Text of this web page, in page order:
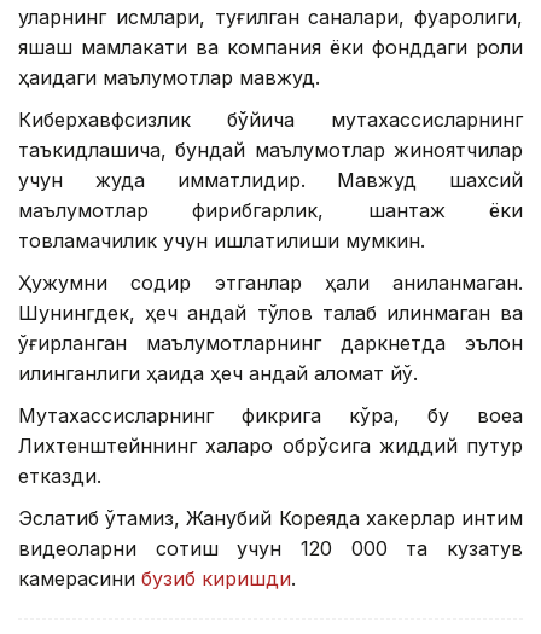
уларнинг исмлари, туғилган саналари, фуқаролиги,
яшаш мамлакати ва компания ёки фонддаги роли
ҳақидаги маълумотлар мавжуд.
Киберхавфсизлик бўйича мутахассисларнинг
таъкидлашича, бундай маълумотлар жиноятчилар
учун жуда қимматлидир. Мавжуд шахсий
маълумотлар фирибгарлик, шантаж ёки
товламачилик учун ишлатилиши мумкин.
Ҳужумни содир этганлар ҳали аниқланмаган.
Шунингдек, ҳеч қандай тўлов талаб қилинмаган ва
ўғирланган маълумотларнинг даркнетда эълон
қилинганлиги ҳақида ҳеч қандай аломат йўқ.
Мутахассисларнинг фикрига кўра, бу воқеа
Лихтенштейннинг халқаро обрўсига жиддий путур
етказди.
Эслатиб ўтамиз, Жанубий Кореяда хакерлар интим
видеоларни сотиш учун 120 000 та кузатув
камерасини бузиб киришди.